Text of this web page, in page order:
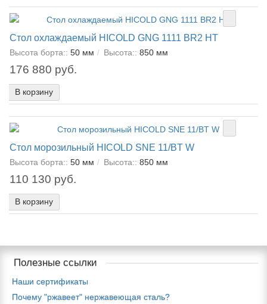
Стол охлаждаемый HICOLD GNG 1111 BR2 HT
Высота борта:: 50 мм Высота:: 850 мм
176 880 руб.
В корзину
Стол морозильный HICOLD SNE 11/BT W
Высота борта:: 50 мм Высота:: 850 мм
110 130 руб.
В корзину
Полезные ссылки
Наши сертификаты
Почему "ржавеет" нержавеющая сталь?